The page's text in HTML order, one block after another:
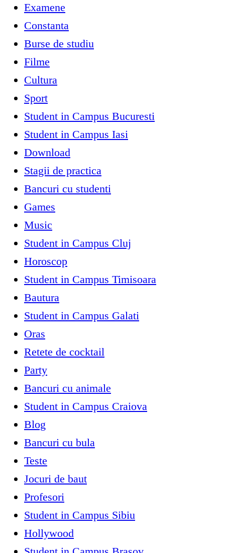
Examene
Constanta
Burse de studiu
Filme
Cultura
Sport
Student in Campus Bucuresti
Student in Campus Iasi
Download
Stagii de practica
Bancuri cu studenti
Games
Music
Student in Campus Cluj
Horoscop
Student in Campus Timisoara
Bautura
Student in Campus Galati
Oras
Retete de cocktail
Party
Bancuri cu animale
Student in Campus Craiova
Blog
Bancuri cu bula
Teste
Jocuri de baut
Profesori
Student in Campus Sibiu
Hollywood